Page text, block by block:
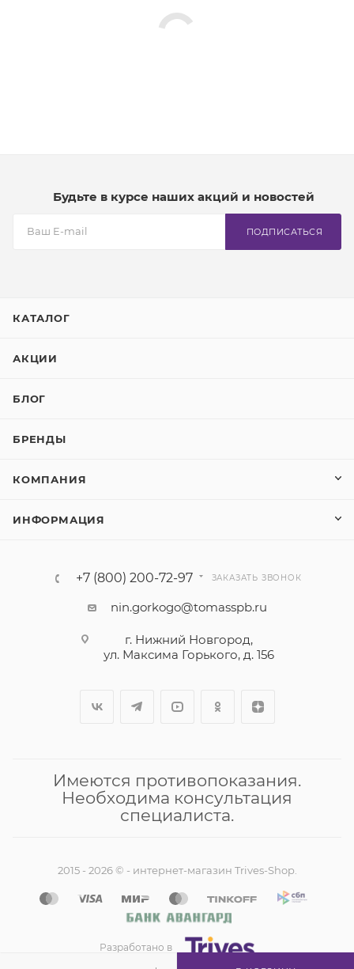
Будьте в курсе наших акций и новостей
ПОДПИСАТЬСЯ
КАТАЛОГ
АКЦИИ
БЛОГ
БРЕНДЫ
КОМПАНИЯ
ИНФОРМАЦИЯ
+7 (800) 200-72-97 ЗАКАЗАТЬ ЗВОНОК
nin.gorkogo@tomasspb.ru
г. Нижний Новгород,
ул. Максима Горького, д. 156
Имеются противопоказания.
Необходима консультация
специалиста.
2015 - 2026 © - интернет-магазин Trives-Shop.
Разработано в